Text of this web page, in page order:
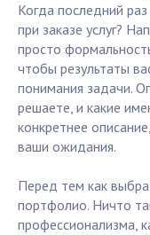
Когда последний
при заказе услуг?
просто
чтобы результаты
понимания задачи.
решаете, и какие
конкретнее
ваши ожидания.
Перед тем как
портфолио. Ничто
профессионализма,